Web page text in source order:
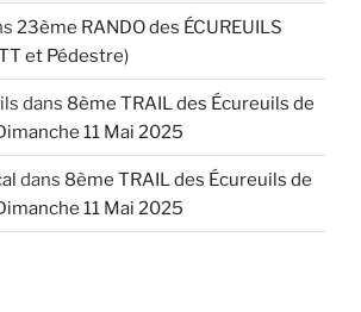
23ème RANDO des ÉCUREUILS
et Pédestre)
dans 8ème TRAIL des Écureuils de
11 Mai 2025
dans 8ème TRAIL des Écureuils de
11 Mai 2025